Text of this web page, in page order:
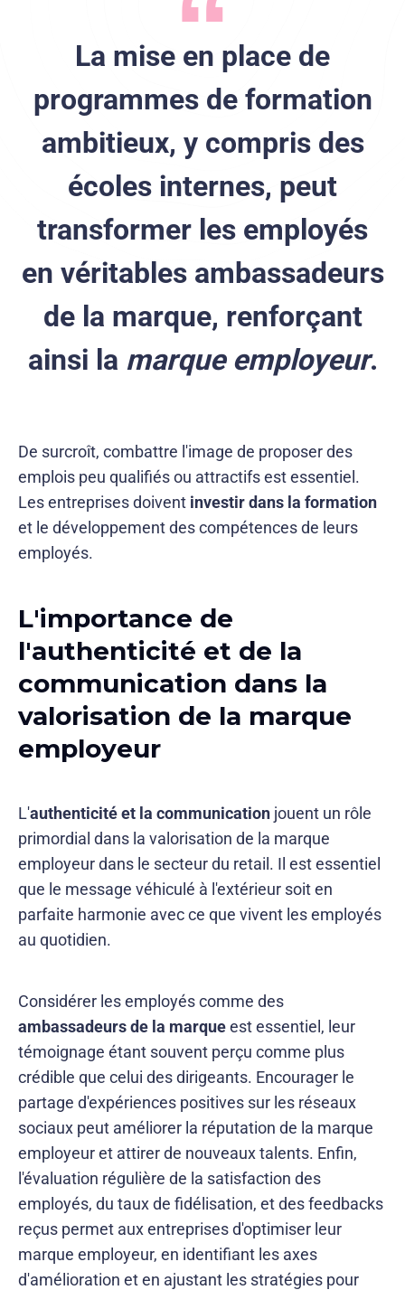
La mise en place de
programmes de formation
ambitieux, y compris des
écoles internes, peut
transformer les employés
en véritables ambassadeurs
de la marque, renforçant
ainsi la marque employeur.
De surcroît, combattre l'image de proposer des
emplois peu qualifiés ou attractifs est essentiel.
Les entreprises doivent investir dans la formation
et le développement des compétences de leurs
employés.
L'importance de
l'authenticité et de la
communication dans la
valorisation de la marque
employeur
L'authenticité et la communication jouent un rôle
primordial dans la valorisation de la marque
employeur dans le secteur du retail. Il est essentiel
que le message véhiculé à l'extérieur soit en
parfaite harmonie avec ce que vivent les employés
au quotidien.
Considérer les employés comme des
ambassadeurs de la marqueest essentiel, leur
témoignage étant souvent perçu comme plus
crédible que celui des dirigeants. Encourager le
partage d'expériences positives sur les réseaux
sociaux peut améliorer la réputation de la marque
employeur et attirer de nouveaux talents. Enfin,
l'évaluation régulière de la satisfaction des
employés, du taux de fidélisation, et des feedbacks
reçus permet aux entreprises d'optimiser leur
marque employeur, en identifiant les axes
d'amélioration et en ajustant les stratégies pour